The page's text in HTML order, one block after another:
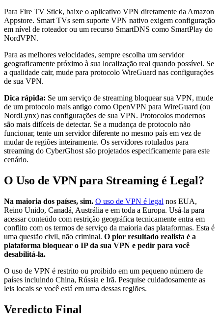
Para Fire TV Stick, baixe o aplicativo VPN diretamente da Amazon
Appstore. Smart TVs sem suporte VPN nativo exigem configuração
em nível de roteador ou um recurso SmartDNS como SmartPlay do
NordVPN.
Para as melhores velocidades, sempre escolha um servidor
geograficamente próximo à sua localização real quando possível. Se
a qualidade cair, mude para protocolo WireGuard nas configurações
de sua VPN.
Dica rápida: Se um serviço de streaming bloquear sua VPN, mude
de um protocolo mais antigo como OpenVPN para WireGuard (ou
NordLynx) nas configurações de sua VPN. Protocolos modernos
são mais difíceis de detectar. Se a mudança de protocolo não
funcionar, tente um servidor diferente no mesmo país em vez de
mudar de regiões inteiramente. Os servidores rotulados para
streaming do CyberGhost são projetados especificamente para este
cenário.
O Uso de VPN para Streaming é Legal?
Na maioria dos países, sim. O uso de VPN é legal nos EUA,
Reino Unido, Canadá, Austrália e em toda a Europa. Usá-la para
acessar conteúdo com restrição geográfica tecnicamente entra em
conflito com os termos de serviço da maioria das plataformas. Esta é
uma questão civil, não criminal. O pior resultado realista é a
plataforma bloquear o IP da sua VPN e pedir para você
desabilitá-la.
O uso de VPN é restrito ou proibido em um pequeno número de
países incluindo China, Rússia e Irã. Pesquise cuidadosamente as
leis locais se você está em uma dessas regiões.
Veredicto Final